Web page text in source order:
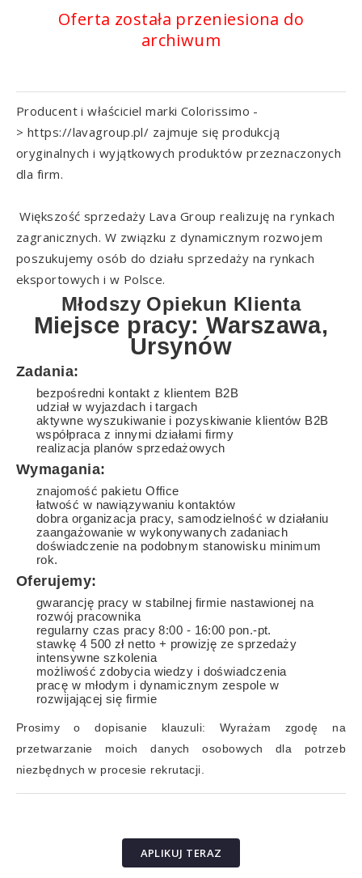
Oferta została przeniesiona do
archiwum
Producent i właściciel marki Colorissimo -
> https://lavagroup.pl/ zajmuje się produkcją
oryginalnych i wyjątkowych produktów przeznaczonych
dla firm.
Większość sprzedaży Lava Group realizuję na rynkach
zagranicznych. W związku z dynamicznym rozwojem
poszukujemy osób do działu sprzedaży na rynkach
eksportowych i w Polsce.
Młodszy Opiekun Klienta
Miejsce pracy: Warszawa,
Ursynów
Zadania:
bezpośredni kontakt z klientem B2B
udział w wyjazdach i targach
aktywne wyszukiwanie i pozyskiwanie klientów B2B
współpraca z innymi działami firmy
realizacja planów sprzedażowych
Wymagania:
znajomość pakietu Office
łatwość w nawiązywaniu kontaktów
dobra organizacja pracy, samodzielność w działaniu
zaangażowanie w wykonywanych zadaniach
doświadczenie na podobnym stanowisku minimum
rok.
Oferujemy:
gwarancję pracy w stabilnej firmie nastawionej na
rozwój pracownika
regularny czas pracy 8:00 - 16:00 pon.-pt.
stawkę 4 500 zł netto + prowizję ze sprzedaży
intensywne szkolenia
możliwość zdobycia wiedzy i doświadczenia
pracę w młodym i dynamicznym zespole w
rozwijającej się firmie
Prosimy o dopisanie klauzuli: Wyrażam zgodę na
przetwarzanie moich danych osobowych dla potrzeb
niezbędnych w procesie rekrutacji.
APLIKUJ TERAZ